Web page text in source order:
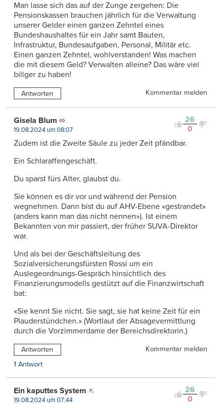
Man lasse sich das auf der Zunge zergehen: Die
Pensionskassen brauchen jährlich für die Verwaltung
unserer Gelder einen ganzen Zehntel eines
Bundeshaushaltes für ein Jahr samt Bauten,
Infrastruktur, Bundesaufgaben, Personal, Militär etc.
Einen ganzen Zehntel, wohlverstanden! Was machen
die mit diesem Geld? Verwalten alleine? Das wäre viel
billger zu haben!
Antworten Kommentar melden
26
0
Gisela Blum
19.08.2024 um 08:07
Zudem ist die Zweite Säule zu jeder Zeit pfändbar.
Ein Schlaraffengeschäft.
Du sparst fürs Alter, glaubst du.
Sie können es dir vor und während der Pension
wegnehmen. Dann bist du auf AHV-Ebene «gestrandet»
(anders kann man das nicht nennen»). Ist einem
Bekannten von mir passiert, der früher SUVA-Direktor
war.
Und als bei der Geschäftsleitung des
Sozialversicherungsfürsten Rossi um ein
Auslegeordnungs-Gespräch hinsichtlich des
Finanzierungsmodells gestützt auf die Finanzwirtschaft
bat:
«Sie kennt Sie nicht. Sie sagt, sie hat keine Zeit für ein
Plauderstündchen.» (Wortlaut der Absagevermittlung
durch die Vorzimmerdame der Bereichsdirektorin.)
Antworten
Kommentar melden
1 Antwort
26
0
Ein kaputtes System
19.08.2024 um 07:44